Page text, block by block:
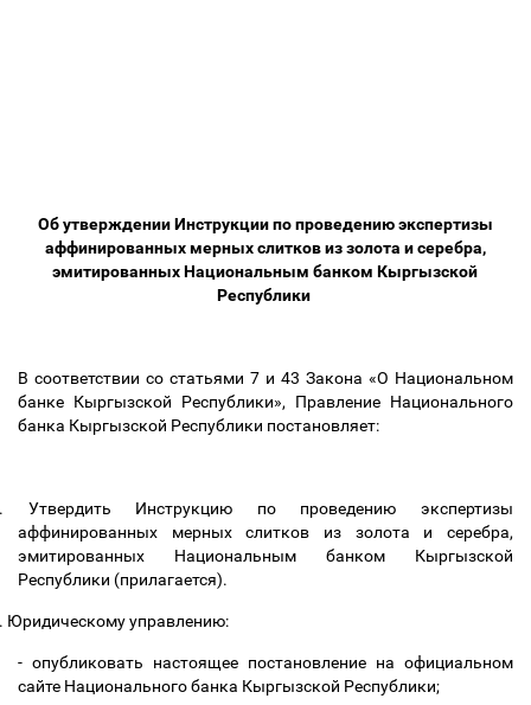
Об утверждении Инструкции по проведению экспертизы
аффинированных мерных слитков из золота и серебра,
эмитированных Национальным банком Кыргызской
Республики
В соответствии со статьями 7 и 43 Закона «О Национальном
банке Кыргызской Республики», Правление Национального
банка Кыргызской Республики постановляет:
Утвердить Инструкцию по проведению экспертизы
аффинированных мерных слитков из золота и серебра,
эмитированных Национальным банком Кыргызской
Республики (прилагается).
Юридическому управлению:
- опубликовать настоящее постановление на официальном
сайте Национального банка Кыргызской Республики;